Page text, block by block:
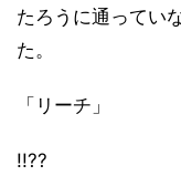
たろうに通ってい
た。
「リーチ」
!!??